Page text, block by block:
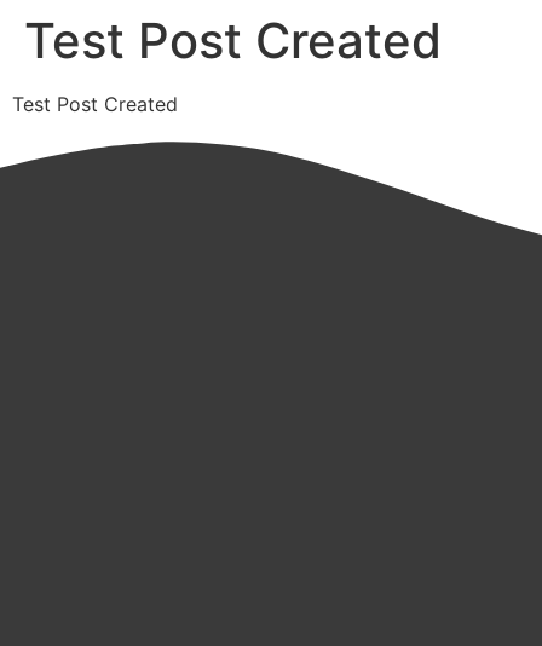
Test Post Created
Test Post Created